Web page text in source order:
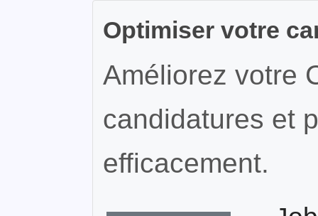
Optimiser votre
Améliorez votre
candidatures et
efficacement.